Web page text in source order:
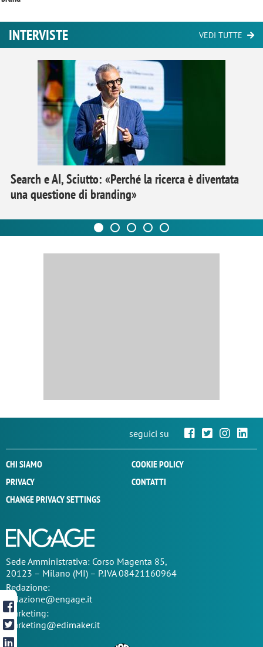
INTERVISTE VEDI TUTTE
Search e AI, Sciutto: «Perché la ricerca è diventata
una questione di branding»
seguici su
CHI SIAMO
COOKIE POLICY
PRIVACY
CONTATTI
CHANGE PRIVACY SETTINGS
SedeAmministrativa: Corso Magenta 85,
20123 – Milano (MI) – P.IVA 08421160964
Redazione:
redazione@engage.it
Marketing:
marketing@edimaker.it